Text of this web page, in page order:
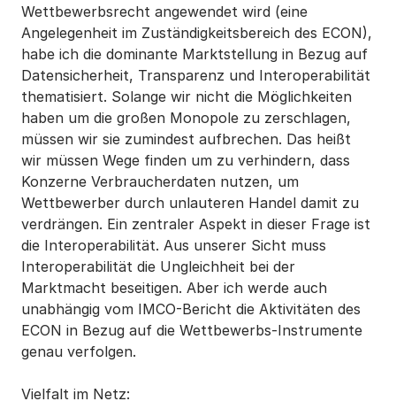
Wettbewerbsrecht angewendet wird (eine
Angelegenheit im Zuständigkeitsbereich des ECON),
habe ich die dominante Marktstellung in Bezug auf
Datensicherheit, Transparenz und Interoperabilität
thematisiert. Solange wir nicht die Möglichkeiten
haben um die großen Monopole zu zerschlagen,
müssen wir sie zumindest aufbrechen. Das heißt
wir müssen Wege finden um zu verhindern, dass
Konzerne Verbraucherdaten nutzen, um
Wettbewerber durch unlauteren Handel damit zu
verdrängen. Ein zentraler Aspekt in dieser Frage ist
die Interoperabilität. Aus unserer Sicht muss
Interoperabilität die Ungleichheit bei der
Marktmacht beseitigen. Aber ich werde auch
unabhängig vom IMCO-Bericht die Aktivitäten des
ECON in Bezug auf die Wettbewerbs-Instrumente
genau verfolgen.
Vielfalt im Netz: